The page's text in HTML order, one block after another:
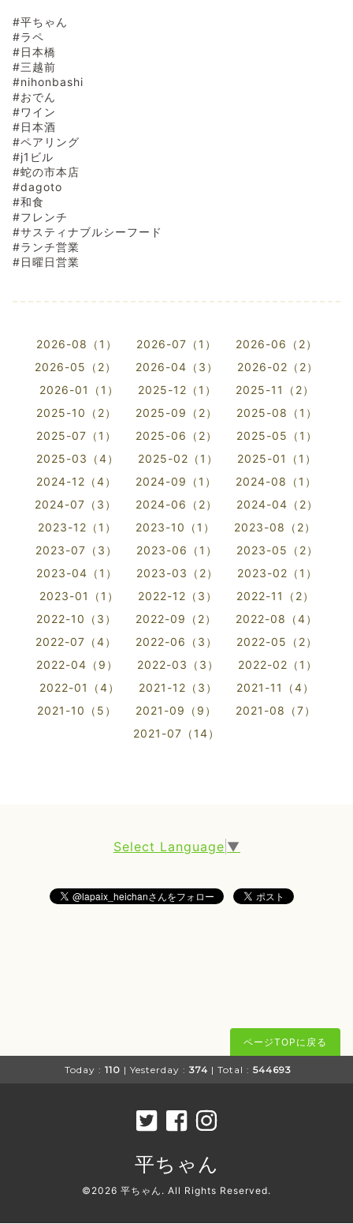
#平ちゃん
#ラペ
#日本橋
#三越前
#nihonbashi
#おでん
#ワイン
#日本酒
#ペアリング
#j1ビル
#蛇の市本店
#dagoto
#和食
#フレンチ
#サスティナブルシーフード
#ランチ営業
#日曜日営業
2026-08（1） 2026-07（1）
2026-06（2）
2026-05（2）
2026-04（3）
2026-02（2）
2026-01（1）
2025-12（1）
2025-11（2）
2025-10（2）
2025-09（2）
2025-08（1）
2025-07（1）
2025-06（2）
2025-05（1）
2025-03（4）
2025-02（1）
2025-01（1）
2024-12（4）
2024-09（1）
2024-08（1）
2024-07（3）
2024-06（2）
2024-04（2）
2023-12（1）
2023-10（1）
2023-08（2）
2023-07（3）
2023-06（1）
2023-05（2）
2023-04（1）
2023-03（2）
2023-02（1）
2023-01（1）
2022-12（3）
2022-11（2）
2022-10（3）
2022-09（2）
2022-08（4）
2022-07（4）
2022-06（3）
2022-05（2）
2022-04（9）
2022-03（3）
2022-02（1）
2022-01（4）
2021-12（3）
2021-11（4）
2021-10（5）
2021-09（9）
2021-08（7）
2021-07（14）
Select Language ▼
ページTOPに戻る
Today : 110 | Yesterday : 374 | Total : 544693
平ちゃん
©2026 平ちゃん . All Rights Reserved.